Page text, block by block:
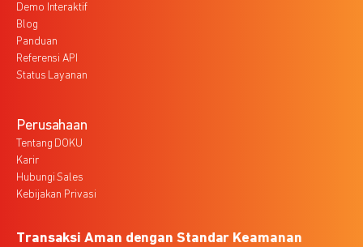
Demo Interaktif
Blog
Panduan
Referensi API
Status Layanan
Perusahaan
Tentang DOKU
Karir
Hubungi Sales
Kebijakan Privasi
Transaksi Aman dengan Standar Keamanan